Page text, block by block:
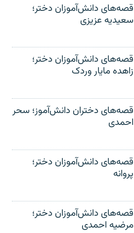
قصه‌های دانش‌آموزان دختر؛
سعیدیه عزیزی
قصه‌های دانش‌آموزان دختر؛
زاهده مایار وردک
قصه‌های دختران دانش‌آموز؛ سحر
احمدی
قصه‌های دانش‌آموزان دختر؛
پروانه
قصه‌های دانش‌آموزان دختر؛
مرضیه احمدی